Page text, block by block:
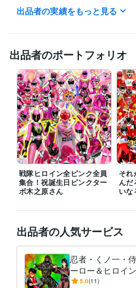
また私の生活は体調によって夜型だ
ご理解いただけますと幸いです。
受賞歴
ネットでイラスト＆コミック公開
プログラミング言語・フレームワー
COBOL:1年
ビジネス・クリエイティブツール
Adobe Photoshop:20年Filmora:5年
Word:5年
その他ツール
イラスト作成・漫画制作 イラスト
ラスト　ロゴ　デザイン　動画　
アニメ コミック 特撮 ゲーム
出品者の実績をもっと見る
出品者のポートフォリオ
戦隊ヒロイン全ピンク全員
集合！祝誕生日ピンクター
ボ木之原さん
それ
んだ
いな
出品者の人気サービス
忍者・くノ一・
ーロー＆ヒロイ
いかなるご指示
5.0(11)